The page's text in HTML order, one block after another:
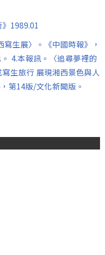
1989.01
生展〉。《中國時報》，
4.本報訊。〈追尋夢裡的
生旅行 展現湘西景色與人
第14版/文化新聞版。